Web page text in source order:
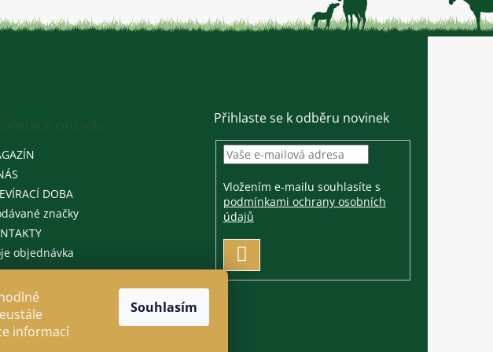
informací
Souhlasím
DOBA
značky
objednávka
Přihlaste se k odběru novinek
Vložením e-mailu souhlasíte s
podmínkami ochrany osobních
údajů
SE